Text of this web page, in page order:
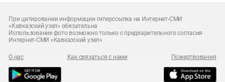
При цитировании информации гиперссылка на Интернет-СМИ
«Кавказский узел» обязательна
Использование фото возможно только с предварительного согласия
Интернет-СМИ «Кавказский узел»
О нас Как связаться с нами Пожертвования